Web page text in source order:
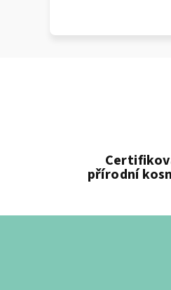
přírodní